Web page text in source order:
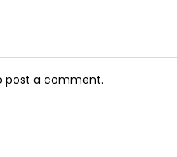
post a comment.